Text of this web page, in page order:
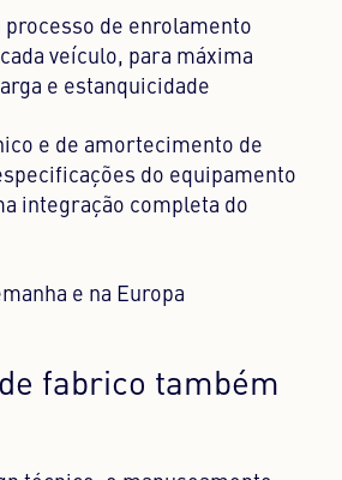
processo de enrolamento
veículo, para máxima
e estanquicidade
e de amortecimento de
do equipamento
integração completa do
e na Europa
fabrico também